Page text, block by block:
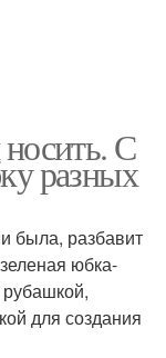
С
разных
была, разбавит
юбка-
для создания